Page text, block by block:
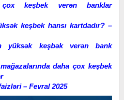
keşbek verən banklar
keşbek hansı kartdadır? –
yüksək keşbək verən bank
daha çox keşbek
– Fevral 2025